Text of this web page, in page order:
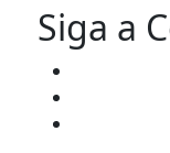
Siga a